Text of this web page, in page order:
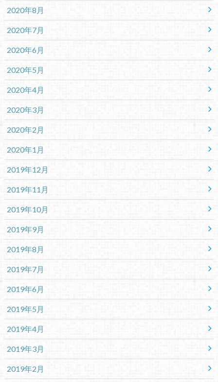
2020年8月
2020年7月
2020年6月
2020年5月
2020年4月
2020年3月
2020年2月
2020年1月
2019年12月
2019年11月
2019年10月
2019年9月
2019年8月
2019年7月
2019年6月
2019年5月
2019年4月
2019年3月
2019年2月